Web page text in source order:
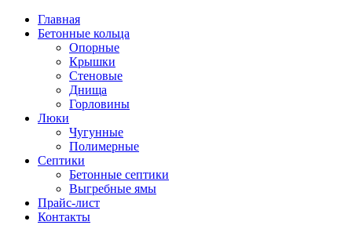
Главная
Бетонные кольца
Опорные
Крышки
Стеновые
Днища
Горловины
Люки
Чугунные
Полимерные
Септики
Бетонные септики
Выгребные ямы
Прайс-лист
Контакты